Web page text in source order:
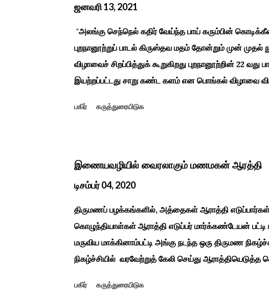
ஜனவரி 13, 2021
"அலங்கு செந்நெல் கதிர் வேய்ந்த பாய் கரும்பின்
புறநானூற்றுப் பாடல் கிருஸ்தவ மதம் தோன்றும் முன்
விழாவைச் சிறப்பித்துக் கூறுகிறது புறநானூற்றின் 22 வது
இயற்றப்பட்டது சாறு கண்ட களம் என பொங்கல் விழாவை
பாடல்கள் மூலம் பொங்கலை பழந்தமிழர் கொண்டாடிய
தமிழர்கள் சொந்த பிள்ளைகளைப் போல கால்நடைகளை
இயற்கையுடன் இணைந்த இயந்திரம் இல்லாத கால வாழ்க்கை
...
பகிர் கருத்துரையிடுக
இணையவழியில் வைரலாகும் மணமகன் ஆரத்தி
டிசம்பர் 04, 2020
திருமணப் பழக்கங்களில், அத்தைகள் ஆராத்தி
கொழுந்தியாள்கள் ஆராத்தி எடுப்பர் மார்க்கண்டேயன்
மருவிய மாக்கினாம்பட்டி அங்கு நடந்த ஒரு திருமண
நிகழ்ச்சியில் வரவேற்றுத் கேலி செய்து ஆராத்தியெடுத்த
பகிர் கருத்துரையிடுக